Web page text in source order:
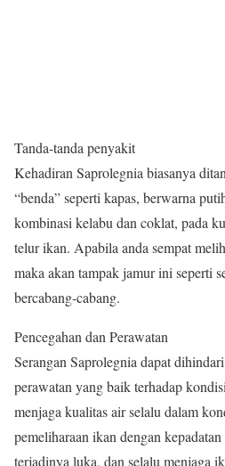
Tanda-tanda penyakit
Kehadiran Saprolegnia biasanya
“benda” seperti kapas, berwarna
kombinasi kelabu dan coklat, pada
telur ikan. Apabila anda sempat
maka akan tampak jamur ini seperti
bercabang-cabang.
Pencegahan dan Perawatan
Serangan Saprolegnia dapat
perawatan yang baik terhadap
menjaga kualitas air selalu dalam
pemeliharaan ikan dengan
terjadinya luka, dan selalu menjaga